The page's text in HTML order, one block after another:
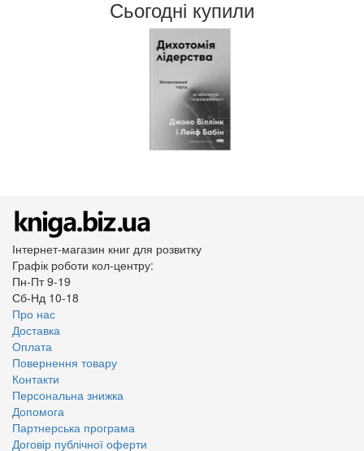
Сьогодні купили
Інтернет-магазин книг для розвитку
Графік роботи кол-центру:
Пн-Пт 9-19
Сб-Нд 10-18
Про нас
Доставка
Оплата
Повернення товару
Контакти
Персональна знижка
Допомога
Партнерська програма
Договір публічної оферти